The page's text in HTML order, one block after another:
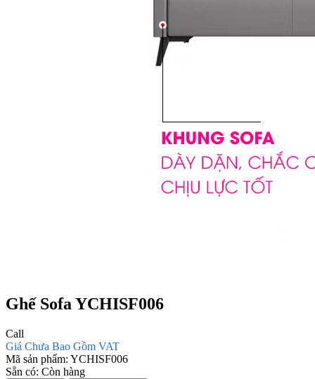
Ghế Sofa YCHISF006
Call
Giá Chưa Bao Gồm VAT
Mã sản phẩm: YCHISF006
Sẵn có: Còn hàng